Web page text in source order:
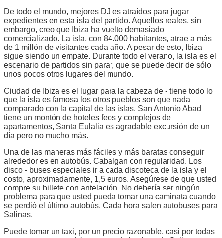
De todo el mundo, mejores DJ es atraídos para jugar
expedientes en esta isla del partido. Aquellos reales, sin
embargo, creo que Ibiza ha vuelto demasiado
comercializado. La isla, con 84.000 habitantes, atrae a más
de 1 millón de visitantes cada año. A pesar de esto, Ibiza
sigue siendo un empate. Durante todo el verano, la isla es el
escenario de partidos sin parar, que se puede decir de sólo
unos pocos otros lugares del mundo.
Ciudad de Ibiza es el lugar para la cabeza de - tiene todo lo
que la isla es famosa los otros pueblos son que nada
comparado con la capital de las islas. San Antonio Abad
tiene un montón de hoteles feos y complejos de
apartamentos, Santa Eulalia es agradable excursión de un
día pero no mucho más.
Una de las maneras más fáciles y más baratas conseguir
alrededor es en autobús. Cabalgan con regularidad. Los
disco - buses especiales ir a cada discoteca de la isla y el
costo, aproximadamente, 1,5 euros. Asegúrese de que usted
compre su billete con antelación. No debería ser ningún
problema para que usted pueda tomar una caminata cuando
se perdió el último autobús. Cada hora salen autobuses para
Salinas.
Puede tomar un taxi, por un precio razonable, casi por todas